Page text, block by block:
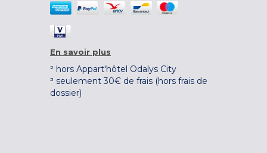
En savoir plus
² hors Appart'hôtel Odalys City
³ seulement 30€ de frais (hors frais de
dossier)